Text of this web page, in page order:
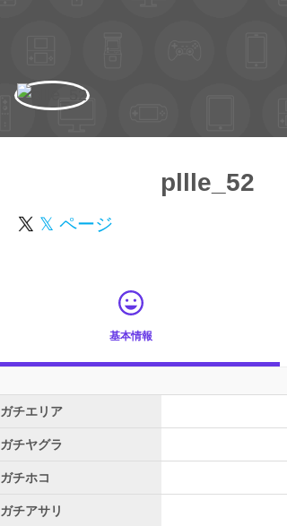
pllle_52
𝕏 ページ
基本情報
ガチエリア
ガチヤグラ
ガチホコ
ガチアサリ